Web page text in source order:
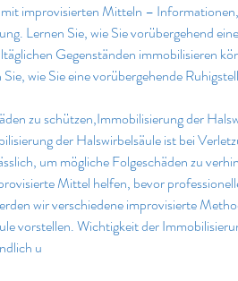
improvisierten Mitteln –
Lernen Sie, wie Sie vorübergehend eine
Gegenständen immobilisieren
wie Sie eine vorübergehende
der Halswirbelsäule ist bei
um mögliche Folgeschäden zu
Mittel helfen, bevor
wir verschiedene improvisierte
vorstellen. Wichtigkeit der
u